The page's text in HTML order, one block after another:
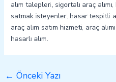
alım talepleri, sigortalı araç alımı,
satmak isteyenler, hasar tespitli
araç alım satım hizmeti, araç
hasarlı alım.
← Önceki Yazı